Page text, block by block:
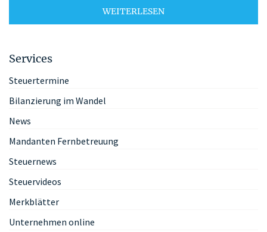
WEITERLESEN
Services
Steuertermine
Bilanzierung im Wandel
News
Mandanten Fernbetreuung
Steuernews
Steuervideos
Merkblätter
Unternehmen online